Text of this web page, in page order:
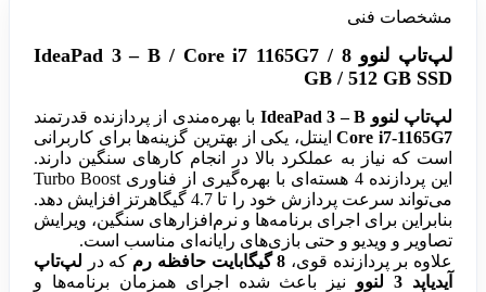
مشخصات فنی
لپ‌تاپ لنوو IdeaPad 3 – B / Core i7 1165G7 / 8
GB / 512 GB SSD
لپ‌تاپ لنوو IdeaPad 3 – B
با بهره‌مندی از پردازنده قدرتمند
Core i7-1165G7اینتل، یکی از بهترین گزینه‌ها برای کاربرانی
است که نیاز به عملکرد بالا در انجام کارهای سنگین دارند.
این پردازنده 4 هسته‌ای با بهره‌گیری از فناوری Turbo Boost
می‌تواند سرعت پردازش خود را تا 4.7 گیگاهرتز افزایش دهد.
بنابراین برای اجرای برنامه‌ها و نرم‌افزارهای سنگین، ویرایش
تصاویر و ویدیو و حتی بازی‌های رایانه‌ای مناسب است.
علاوه بر پردازنده قوی، 8 گیگابایت حافظه رم که در لپ‌تاپ
آیدیاپد 3 لنوو
نیز باعث شده اجرای همزمان برنامه‌ها و